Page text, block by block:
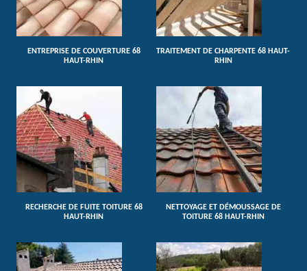
ENTREPRISE DE COUVERTURE 68
HAUT-RHIN
TRAITEMENT DE CHARPENTE 68 HAUT-
RHIN
RECHERCHE DE FUITE TOITURE 68
HAUT-RHIN
NETTOYAGE ET DÉMOUSSAGE DE
TOITURE 68 HAUT-RHIN